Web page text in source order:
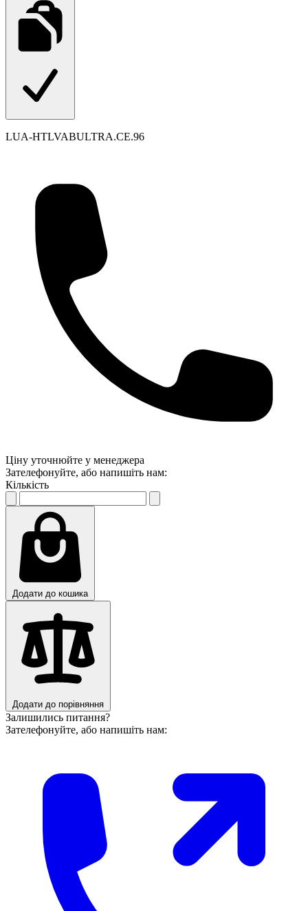
LUA-HTLVABULTRA.CE.96
Ціну уточнюйте у менеджера
Зателефонуйте, або напишіть нам:
Кількість
Додати до кошика
Додати до порівняння
Залишились питання?
Зателефонуйте, або напишіть нам: